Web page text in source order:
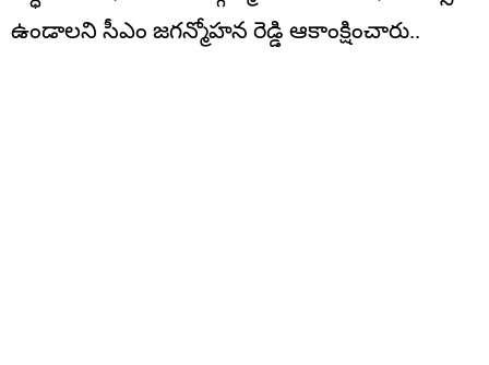
ఉండాలని సీఎం జగన్మోహన రెడ్డి ఆకాంక్షించారు..